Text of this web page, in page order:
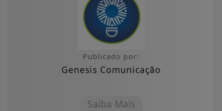
Publicado por:
Genesis Comunicação
Saiba Mais